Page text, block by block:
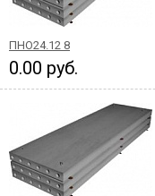
ПНО24.12 8
0.00 руб.